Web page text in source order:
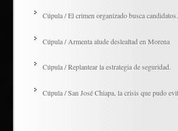
Cúpula / El crimen organizado busca candidatos.
Cúpula / Armenta alude deslealtad en Morena
Cúpula / Replantear la estrategia de seguridad.
Cúpula / San José Chiapa, la crisis que pudo